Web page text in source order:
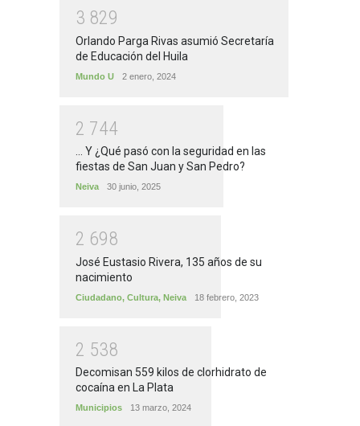
3 829
Orlando Parga Rivas asumió Secretaría
de Educación del Huila
Mundo U 2 enero, 2024
2 744
... Y ¿Qué pasó con la seguridad en las
fiestas de San Juan y San Pedro?
Neiva 30 junio, 2025
2 698
José Eustasio Rivera, 135 años de su
nacimiento
Ciudadano, Cultura, Neiva 18 febrero, 2023
2 538
Decomisan 559 kilos de clorhidrato de
cocaína en La Plata
Municipios 13 marzo, 2024